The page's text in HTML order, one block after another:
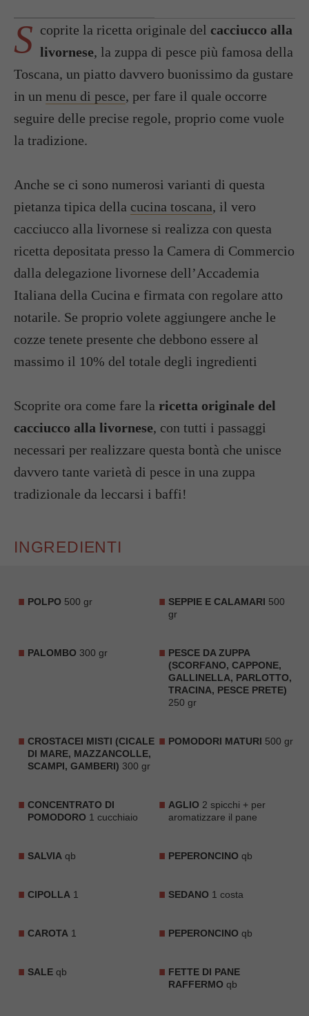
S coprite la ricetta originale del cacciucco alla
livornese, la zuppa di pesce più famosa della
Toscana, un piatto davvero buonissimo da gustare
in un menu di pesce, per fare il quale occorre
seguire delle precise regole, proprio come vuole
la tradizione.
Anche se ci sono numerosi varianti di questa
pietanza tipica della cucina toscana, il vero
cacciucco alla livornese si realizza con questa
ricetta depositata presso la Camera di Commercio
dalla delegazione livornese dell’Accademia
Italiana della Cucina e firmata con regolare atto
notarile. Se proprio volete aggiungere anche le
cozze tenete presente che debbono essere al
massimo il 10% del totale degli ingredienti
Scoprite ora come fare la ricetta originale del
cacciucco alla livornese, con tutti i passaggi
necessari per realizzare questa bontà che unisce
davvero tante varietà di pesce in una zuppa
tradizionale da leccarsi i baffi!
INGREDIENTI
POLPO 500 gr SEPPIE E CALAMARI 500
gr
PALOMBO 300 gr
PESCE DA ZUPPA
(SCORFANO, CAPPONE,
GALLINELLA, PARLOTTO,
TRACINA, PESCE PRETE)
250 gr
CROSTACEI MISTI (CICALE
DI MARE, MAZZANCOLLE,
SCAMPI, GAMBERI) 300 gr
POMODORI MATURI 500 gr
CONCENTRATO DI
POMODORO 1 cucchiaio
AGLIO 2 spicchi + per
aromatizzare il pane
SALVIA qb PEPERONCINO qb
CIPOLLA 1 SEDANO 1 costa
CAROTA 1 PEPERONCINO qb
SALE qb
FETTE DI PANE
RAFFERMO qb